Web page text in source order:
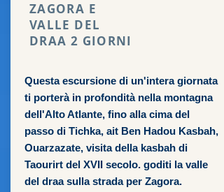
ZAGORA E
VALLE DEL
DRAA 2 GIORNI
Questa escursione di un'intera giornata
ti porterà in profondità nella montagna
dell'Alto Atlante, fino alla cima del
passo di Tichka, ait Ben Hadou Kasbah,
Ouarzazate, visita della kasbah di
Taourirt del XVII secolo. goditi la valle
del draa sulla strada per Zagora.